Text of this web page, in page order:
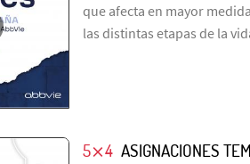
que afecta en mayor
las distintas etapas de la
5⨯4 ASIGNACIONES